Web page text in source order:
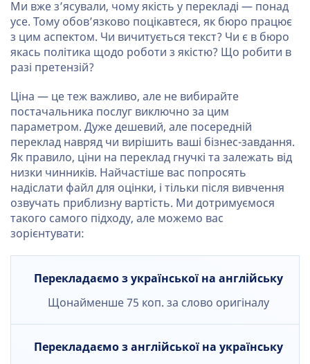
Ми вже з’ясували, чому якість у перекладі — понад
усе. Тому обов’язково поцікавтеся, як бюро працює
з цим аспектом. Чи вичитується текст? Чи є в бюро
якась політика щодо роботи з якістю? Що робити в
разі претензій?
Ціна — це теж важливо, але не вибирайте
постачальника послуг виключно за цим
параметром. Дуже дешевий, але посередній
переклад навряд чи вирішить ваші бізнес-завдання.
Як правило, ціни на переклад гнучкі та залежать від
низки чинників. Найчастіше вас попросять
надіслати файл для оцінки, і тільки після вивчення
озвучать приблизну вартість. Ми дотримуємося
такого самого підходу, але можемо вас
зорієнтувати:
Перекладаємо з української на англійську
Щонайменше 75 коп. за слово оригіналу
Перекладаємо з англійської на українську